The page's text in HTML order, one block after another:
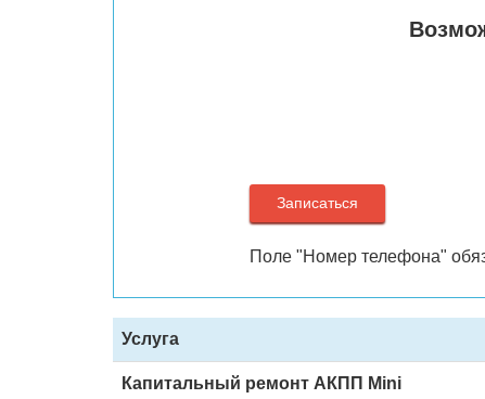
Поле "Номер телефона"
Услуга
Капитальный ремонт АКПП Mini